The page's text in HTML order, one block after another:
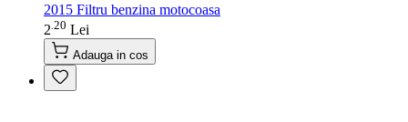
2015 Filtru benzina motocoasa
2 20 Lei
Adauga in cos